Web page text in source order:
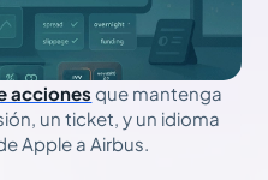
acciones que mantenga
un ticket, y un idioma
Apple a Airbus.